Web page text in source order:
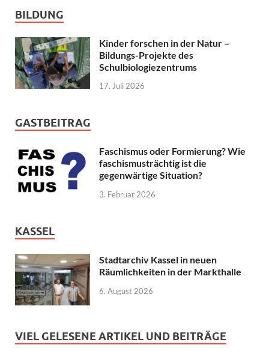
BILDUNG
Kinder forschen in der Natur –
Bildungs-Projekte des
Schulbiologiezentrums
17. Juli 2026
GASTBEITRAG
Faschismus oder Formierung? Wie
faschismusträchtig ist die
gegenwärtige Situation?
3. Februar 2026
KASSEL
Stadtarchiv Kassel in neuen
Räumlichkeiten in der Markthalle
6. August 2026
VIEL GELESENE ARTIKEL UND BEITRÄGE